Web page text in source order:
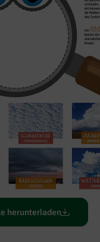
herunterladen